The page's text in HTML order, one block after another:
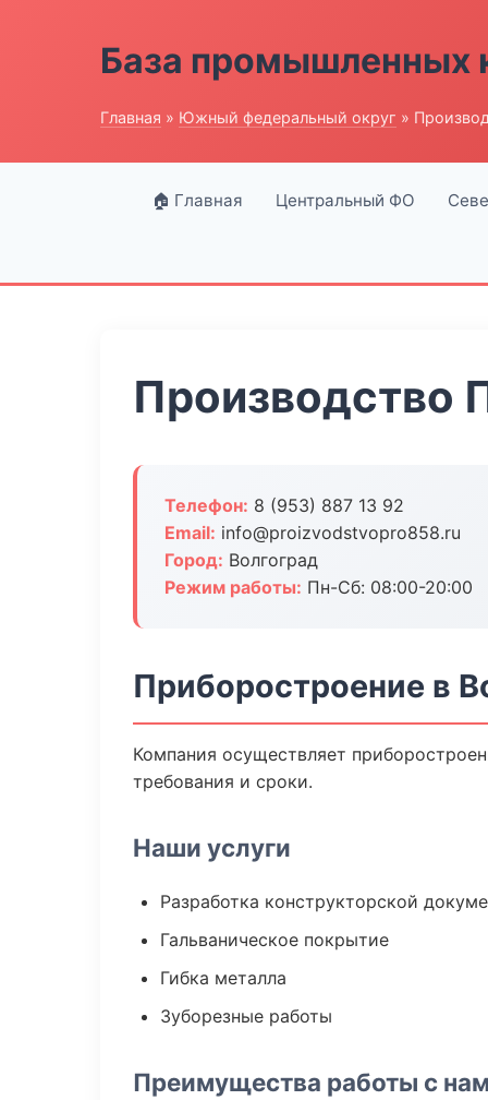
База промышленных
Главная » Южный федеральный округ »
🏠 Главная Центральный ФО
Производство
Телефон: 8 (953) 887 13 92
Email: info@proizvodstvopro858.ru
Город: Волгоград
Режим работы: Пн-Сб: 08:00-20:00
Приборостроение в
Компания осуществляет
требования и сроки.
Наши услуги
Разработка конструкторской
Гальваническое покрытие
Гибка металла
Зуборезные работы
Преимущества работы с